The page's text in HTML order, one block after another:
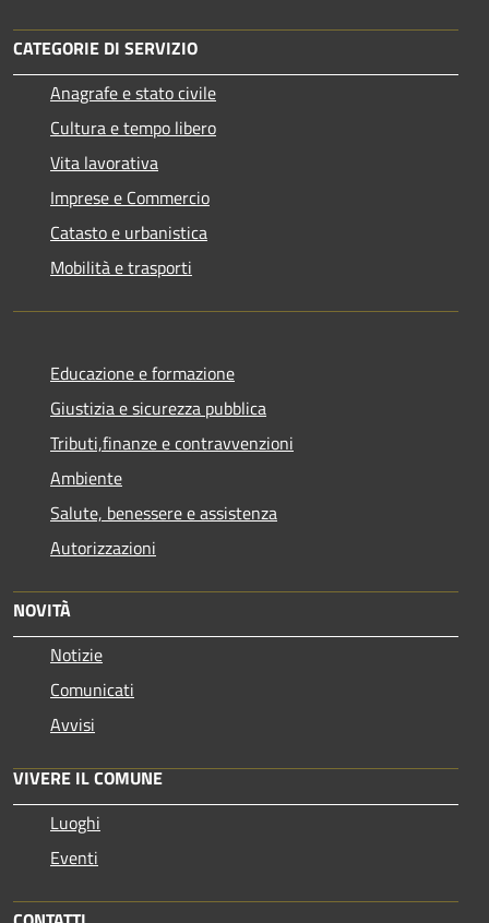
CATEGORIE DI SERVIZIO
Anagrafe e stato civile
Cultura e tempo libero
Vita lavorativa
Imprese e Commercio
Catasto e urbanistica
Mobilità e trasporti
Educazione e formazione
Giustizia e sicurezza pubblica
Tributi,finanze e contravvenzioni
Ambiente
Salute, benessere e assistenza
Autorizzazioni
NOVITÀ
Notizie
Comunicati
Avvisi
VIVERE IL COMUNE
Luoghi
Eventi